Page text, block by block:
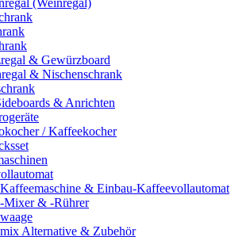
& Gewürzboard
& Nischenschrank
& Anrichten
/ Kaffeekocher
& Einbau-Kaffeevollautomat
Mixer & -Rührer
Alternative & Zubehör